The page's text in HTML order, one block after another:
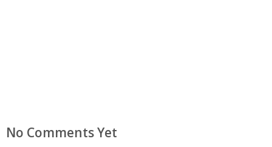
No Comments Yet